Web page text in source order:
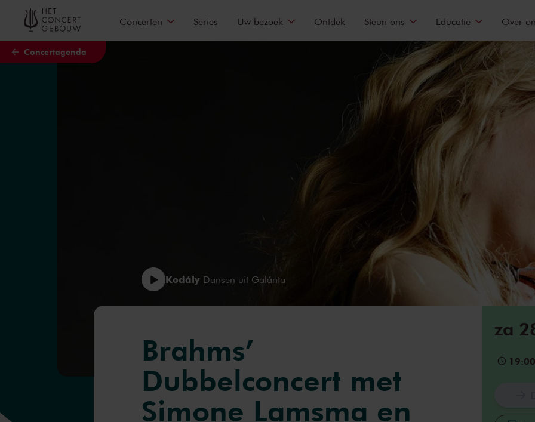
Naar hoofdcontent
Concertagenda
Concerten Series Uw bezoek Ontdek Steun ons Educatie Over
za
19:00
Kodály Dansen uit Galánta
Brahms’
Dubbelconcert met
Simone Lamsma en